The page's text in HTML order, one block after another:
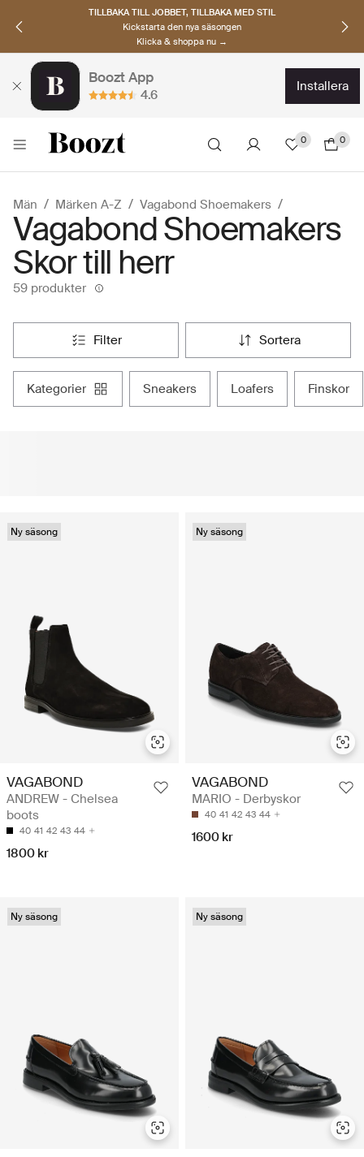
TILLBAKA TILL JOBBET, TILLBAKA MED STIL
Kickstarta den nya säsongen
Klicka & shoppa nu →
Boozt App
4.6
installera
0 0
Män Märken A-Z Vagabond Shoemakers
Vagabond Shoemakers
Skor till herr
59 produkter
filter sortera
kategorier sneakers loafers finskor
Ny säsong
VAGABOND
ANDREW - Chelsea
boots
40 41 42 43 44
1800 kr
Ny säsong
VAGABOND
MARIO - Derbyskor
40 41 42 43 44
1600 kr
Ny säsong Ny säsong